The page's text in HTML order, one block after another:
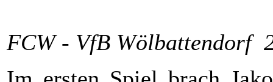
FCW - VfB Wölbattendorf